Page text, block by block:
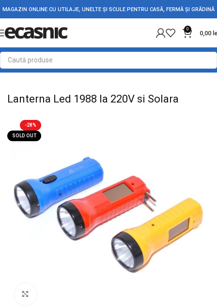
MAGAZIN ONLINE CU UTILAJE, UNELTE ȘI SCULE PENTRU CASĂ, FERMĂ ȘI GRĂDINĂ
0
0,00
Prima pagină Iluminat Led Lanterne Led Lanterne de Mana
Lanterna Led 1988 la 220V si Solara
-28%
SOLD OUT